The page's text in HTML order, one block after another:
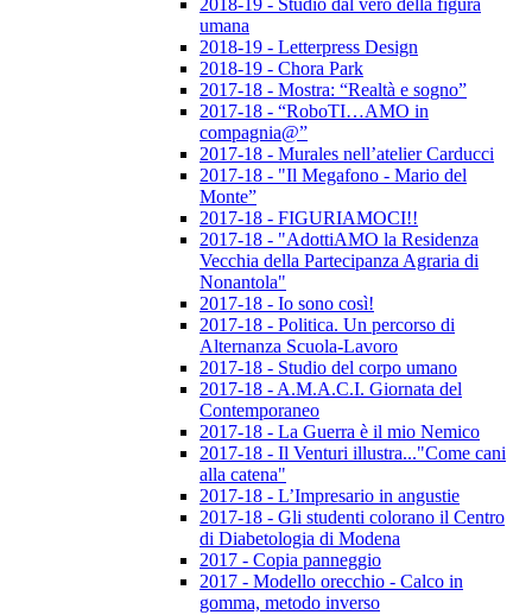
2018-19 - Studio dal vero della figura
umana
2018-19 - Letterpress Design
2018-19 - Chora Park
2017-18 - Mostra: “Realtà e sogno”
2017-18 - “RoboTI…AMO in
compagnia@”
2017-18 - Murales nell’atelier Carducci
2017-18 - "Il Megafono - Mario del
Monte”
2017-18 - FIGURIAMOCI!!
2017-18 - "AdottiAMO la Residenza
Vecchia della Partecipanza Agraria di
Nonantola"
2017-18 - Io sono così!
2017-18 - Politica. Un percorso di
Alternanza Scuola-Lavoro
2017-18 - Studio del corpo umano
2017-18 - A.M.A.C.I. Giornata del
Contemporaneo
2017-18 - La Guerra è il mio Nemico
2017-18 - Il Venturi illustra..."Come cani
alla catena"
2017-18 - L’Impresario in angustie
2017-18 - Gli studenti colorano il Centro
di Diabetologia di Modena
2017 - Copia panneggio
2017 - Modello orecchio - Calco in
gomma, metodo inverso